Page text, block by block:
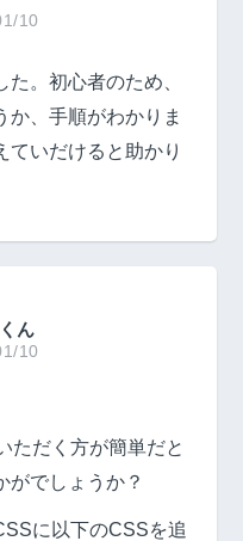
10
。初心者のため、
か、手順がわかりま
ていだけると助かり
ん
10
ただく方が簡単だと
がでしょうか？
に以下のCSSを追